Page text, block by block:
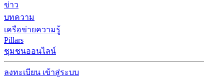
ข่าว
บทความ
เครือข่ายความรู้
Pillars
ชุมชนออนไลน์
ลงทะเบียน เข้าสู่ระบบ